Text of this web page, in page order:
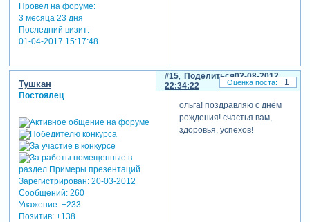
Провел на форуме:
3 месяца 23 дня
Последний визит:
01-04-2017 15:17:48
Поделиться
15
02-08-2012
22:34:22
Тушкан
Постоялец
Зарегистрирован: 20-03-2012
Сообщений:260
Уважение: +233
Позитив: +138
ольга! поздравляю с днём
рождения! счастья вам,
здоровья, успехов!
+1